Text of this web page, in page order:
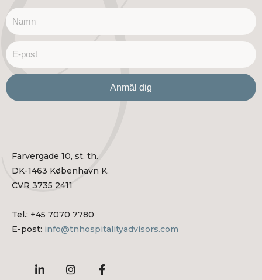
name
email
Anmäl dig
Farvergade 10, st. th.
DK-1463 København K.
CVR 3735 2411
Tel.: +45 7070 7780
E-post: info@tnhospitalityadvisors.com
L
I
F